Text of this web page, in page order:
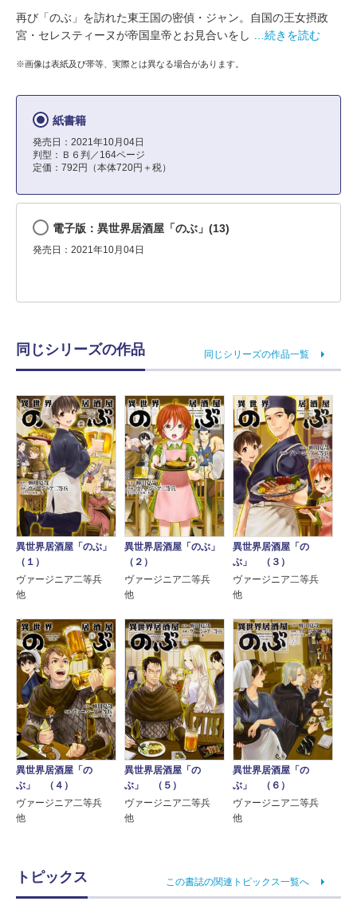
再び「のぶ」を訪れた東王国の密偵・ジャン。自国の王女摂政
宮・セレスティーヌが帝国皇帝とお見合いをし
…続きを読む
※画像は表紙及び帯等、実際とは異なる場合があります。
紙書籍
発売日：2021年10月04日
判型：Ｂ６判／164ページ
定価：792円（本体720円＋税）
電子版：異世界居酒屋「のぶ」(13)
発売日：2021年10月04日
同じシリーズの作品 同じシリーズの作品一覧
異世界居酒屋「のぶ」
（１）
ヴァージニア二等兵
他
異世界居酒屋「のぶ」
（２）
ヴァージニア二等兵
他
異世界居酒屋「の
ぶ」 （３）
ヴァージニア二等兵
他
異世界居酒屋「の
ぶ」 （４）
ヴァージニア二等兵
他
異世界居酒屋「の
ぶ」 （５）
ヴァージニア二等兵
他
異世界居酒屋「の
ぶ」 （６）
ヴァージニア二等兵
他
トピックス この書誌の関連トピックス一覧へ